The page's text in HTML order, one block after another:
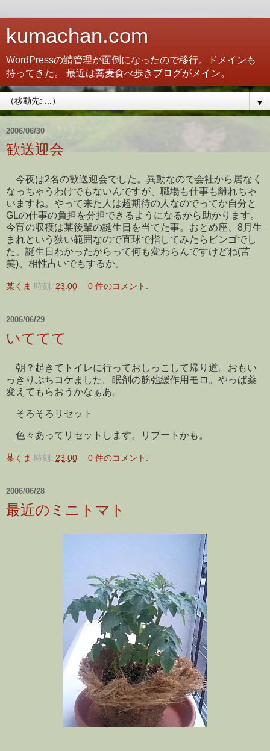
kumachan.com
WordPressの鯖管理が面倒になったので移行。ドメインも
持ってきた。 最近は蕎麦食べ歩きブログがメイン。
▼
2006/06/30
歓送迎会
今夜は2名の歓送迎会でした。異動なので会社から居なく
なっちゃうわけでもないんですが、職場も仕事も離れちゃ
いますね。やって来た人は超期待の人なのでってか自分と
GLの仕事の負担を分担できるようになるから助かります。
今宵の収穫は某後輩の誕生日を当てた事。おとめ座、8月生
まれという狭い範囲なので直球で指してみたらビンゴでし
た。誕生日わかったからって何も変わらんですけどね(苦
笑)。相性占いでもするか。
某くま 時刻: 23:00 0 件のコメント:
2006/06/29
いててて
朝？起きてトイレに行っておしっこして帰り道。おもい
っきりぶちコケました。眠剤の筋弛緩作用モロ。やっぱ薬
変えてもらおうかなぁあ。
そろそろリセット
色々あってリセットします。リブートかも。
某くま 時刻: 23:00 0 件のコメント:
2006/06/28
最近のミニトマト